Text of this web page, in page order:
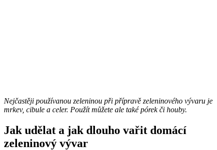
Nejčastěji používanou zeleninou při přípravě zeleninového vývaru je
mrkev, cibule a celer. Použít můžete ale také pórek či houby.
Jak udělat a jak dlouho vařit domácí
zeleninový vývar